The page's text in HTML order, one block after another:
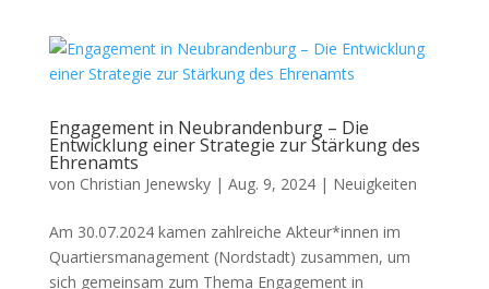
Engagement in Neubrandenburg – Die
Entwicklung einer Strategie zur Stärkung des
Ehrenamts
von Christian Jenewsky| Aug. 9, 2024| Neuigkeiten
Am 30.07.2024 kamen zahlreiche Akteur*innen im
Quartiersmanagement (Nordstadt) zusammen, um
sich gemeinsam zum Thema Engagement in